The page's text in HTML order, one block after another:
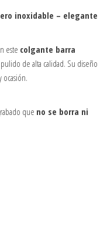
inoxidable – elegante
este colgante barra
de alta calidad. Su diseño
ocasión.
que no se borra ni